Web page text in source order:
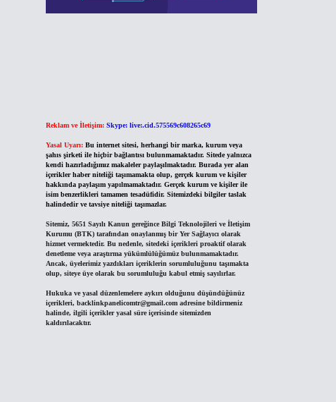
Reklam ve İletişim: Skype: live:.cid.575569c608265c69
Yasal Uyarı: Bu internet sitesi, herhangi bir marka, kurum veya
şahıs şirketi ile hiçbir bağlantısı bulunmamaktadır. Sitede yalnızca
kendi hazırladığımız makaleler paylaşılmaktadır. Burada yer alan
içerikler haber niteliği taşımamakta olup, gerçek kurum ve kişiler
hakkında paylaşım yapılmamaktadır. Gerçek kurum ve kişiler ile
isim benzerlikleri tamamen tesadüfidir. Sitemizdeki bilgiler taslak
halindedir ve tavsiye niteliği taşımazlar.
Sitemiz, 5651 Sayılı Kanun gereğince Bilgi Teknolojileri ve İletişim
Kurumu (BTK) tarafından onaylanmış bir Yer Sağlayıcı olarak
hizmet vermektedir. Bu nedenle, sitedeki içerikleri proaktif olarak
denetleme veya araştırma yükümlülüğümüz bulunmamaktadır.
Ancak, üyelerimiz yazdıkları içeriklerin sorumluluğunu taşımakta
olup, siteye üye olarak bu sorumluluğu kabul etmiş sayılırlar.
Hukuka ve yasal düzenlemelere aykırı olduğunu düşündüğünüz
içerikleri, backlinkpanelicomtr@gmail.comadresine bildirmeniz
halinde, ilgili içerikler yasal süre içerisinde sitemizden
kaldırılacaktır.